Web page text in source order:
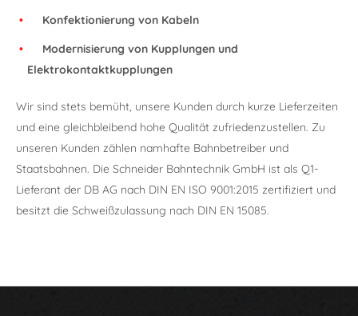
Konfektionierung von Kabeln
Modernisierung von Kupplungen und
Elektrokontaktkupplungen
Wir sind stets bemüht, unsere Kunden durch kurze Lieferzeiten
und eine gleichbleibend hohe Qualität zufriedenzustellen. Zu
unseren Kunden zählen namhafte Bahnbetreiber und
Staatsbahnen. Die Schneider Bahntechnik GmbH ist als Q1-
Lieferant der DB AG nach DIN EN ISO 9001:2015 zertifiziert und
besitzt die Schweißzulassung nach DIN EN 15085.